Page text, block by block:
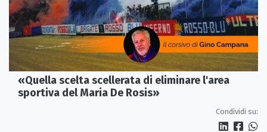
«Quella scelta scellerata di eliminare l'area
sportiva del Maria De Rosis»
Condividi su: